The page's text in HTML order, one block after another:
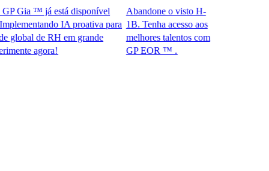
™ já está disponível
IA proativa para
de RH em grande
agora!​​
Abandone o visto H-
1B. Tenha acesso aos
melhores talentos com
GP EOR ™ .​​